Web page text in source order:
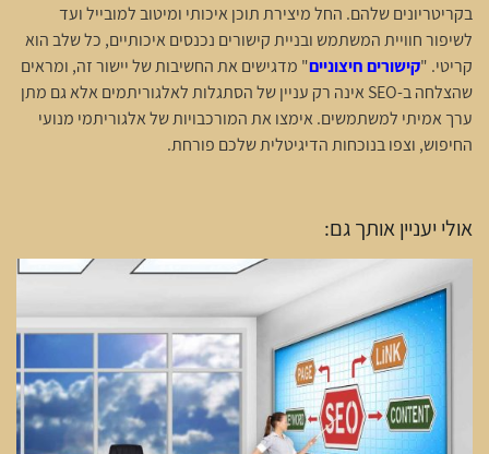
בקריטריונים שלהם. החל מיצירת תוכן איכותי ומיטוב למובייל ועד
לשיפור חוויית המשתמש ובניית קישורים נכנסים איכותיים, כל שלב הוא
קריטי. "קישורים חיצוניים" מדגישים את החשיבות של יישור זה, ומראים
שהצלחה ב-SEO אינה רק עניין של הסתגלות לאלגוריתמים אלא גם מתן
ערך אמיתי למשתמשים. אימצו את המורכבויות של אלגוריתמי מנועי
החיפוש, וצפו בנוכחות הדיגיטלית שלכם פורחת.
אולי יעניין אותך גם: